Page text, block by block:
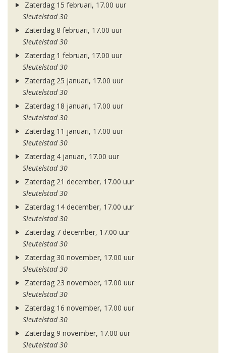
Zaterdag 15 februari, 17.00 uur
Sleutelstad 30
Zaterdag 8 februari, 17.00 uur
Sleutelstad 30
Zaterdag 1 februari, 17.00 uur
Sleutelstad 30
Zaterdag 25 januari, 17.00 uur
Sleutelstad 30
Zaterdag 18 januari, 17.00 uur
Sleutelstad 30
Zaterdag 11 januari, 17.00 uur
Sleutelstad 30
Zaterdag 4 januari, 17.00 uur
Sleutelstad 30
Zaterdag 21 december, 17.00 uur
Sleutelstad 30
Zaterdag 14 december, 17.00 uur
Sleutelstad 30
Zaterdag 7 december, 17.00 uur
Sleutelstad 30
Zaterdag 30 november, 17.00 uur
Sleutelstad 30
Zaterdag 23 november, 17.00 uur
Sleutelstad 30
Zaterdag 16 november, 17.00 uur
Sleutelstad 30
Zaterdag 9 november, 17.00 uur
Sleutelstad 30